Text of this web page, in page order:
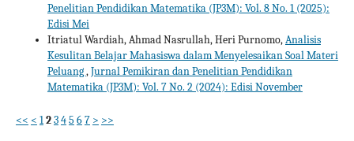
Penelitian Pendidikan Matematika (JP3M): Vol. 8 No. 1 (2025):
Edisi Mei
Itriatul Wardiah, Ahmad Nasrullah, Heri Purnomo,Analisis
Kesulitan Belajar Mahasiswa dalam Menyelesaikan Soal Materi
Peluang,Jurnal Pemikiran dan Penelitian Pendidikan
Matematika (JP3M): Vol. 7 No. 2 (2024): Edisi November
<< < 12345 67 > >>